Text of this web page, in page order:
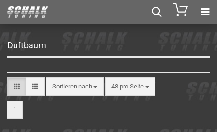
Duftbaum
Sortieren nach 48 pro Seite
1